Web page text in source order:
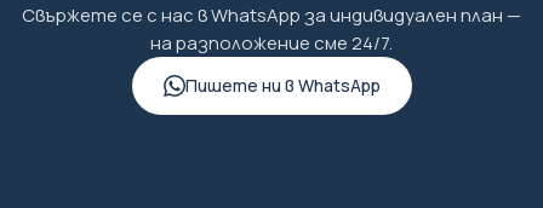
Свържете се с нас в WhatsApp за индивидуален план —
на разположение сме 24/7.
Пишете ни в WhatsApp